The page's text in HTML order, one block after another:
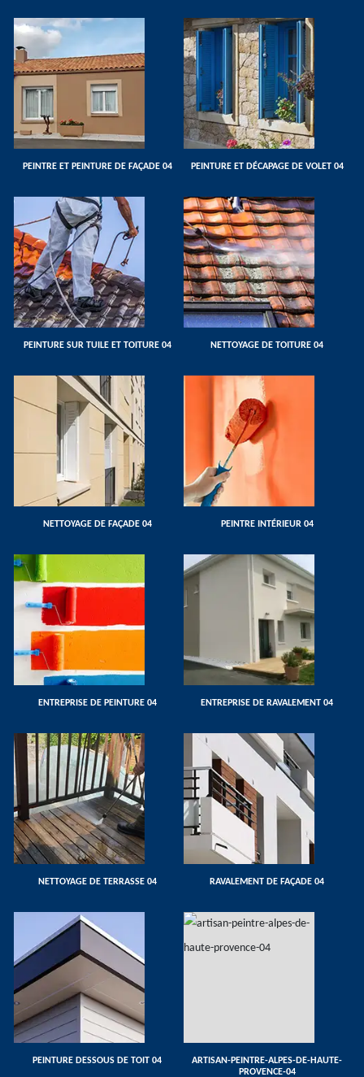
PEINTRE ET PEINTURE DE FAÇADE 04 PEINTURE ET DÉCAPAGE DE VOLET 04
PEINTURE SUR TUILE ET TOITURE 04 NETTOYAGE DE TOITURE 04
NETTOYAGE DE FAÇADE 04 PEINTRE INTÉRIEUR 04
ENTREPRISE DE PEINTURE 04 ENTREPRISE DE RAVALEMENT 04
NETTOYAGE DE TERRASSE 04 RAVALEMENT DE FAÇADE 04
PEINTURE DESSOUS DE TOIT 04
ARTISAN-PEINTRE-ALPES-DE-HAUTE-
PROVENCE-04